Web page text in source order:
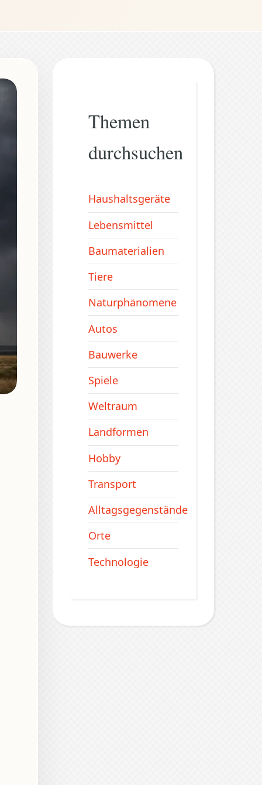
Themen
durchsuchen
Haushaltsgeräte
Lebensmittel
Baumaterialien
Tiere
Naturphänomene
Autos
Bauwerke
Spiele
Weltraum
Landformen
Hobby
Transport
Alltagsgegenstände
Orte
Technologie